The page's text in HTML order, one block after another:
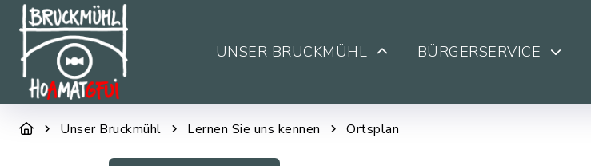
UNSER BRUCKMÜHL BÜRGERSERVICE
Unser Bruckmühl Lernen Sie uns kennen Ortsplan